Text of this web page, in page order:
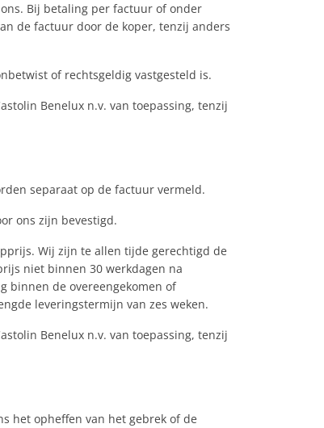
Bij betaling per factuur of onder
de factuur door de koper, tenzij anders
of rechtsgeldig vastgesteld is.
Benelux n.v. van toepassing, tenzij
separaat op de factuur vermeld.
ons zijn bevestigd.
Wij zijn te allen tijde gerechtigd de
niet binnen 30 werkdagen na
binnen de overeengekomen of
leveringstermijn van zes weken.
Benelux n.v. van toepassing, tenzij
het opheffen van het gebrek of de